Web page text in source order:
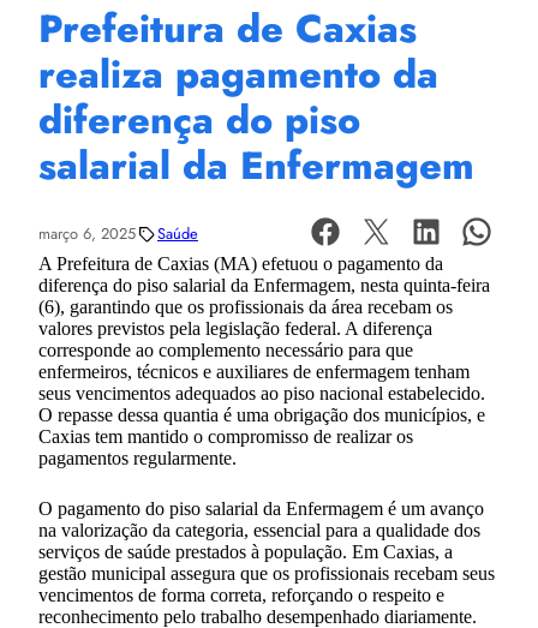
Prefeitura de Caxias
realiza pagamento da
diferença do piso
salarial da Enfermagem
março 6, 2025 Saúde
A Prefeitura de Caxias (MA) efetuou o pagamento da
diferença do piso salarial da Enfermagem, nesta quinta-feira
(6), garantindo que os profissionais da área recebam os
valores previstos pela legislação federal. A diferença
corresponde ao complemento necessário para que
enfermeiros, técnicos e auxiliares de enfermagem tenham
seus vencimentos adequados ao piso nacional estabelecido.
O repasse dessa quantia é uma obrigação dos municípios, e
Caxias tem mantido o compromisso de realizar os
pagamentos regularmente.
O pagamento do piso salarial da Enfermagem é um avanço
na valorização da categoria, essencial para a qualidade dos
serviços de saúde prestados à população. Em Caxias, a
gestão municipal assegura que os profissionais recebam seus
vencimentos de forma correta, reforçando o respeito e
reconhecimento pelo trabalho desempenhado diariamente.